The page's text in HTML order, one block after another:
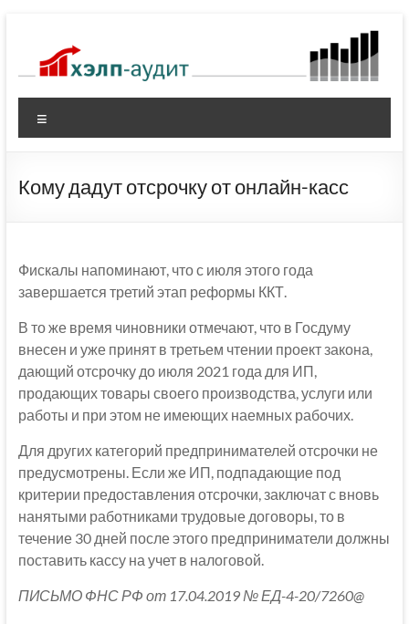
содержимому
Кому дадут отсрочку от онлайн-касс
Фискалы напоминают, что с июля этого года
завершается третий этап реформы ККТ.
В то же время чиновники отмечают, что в Госдуму
внесен и уже принят в третьем чтении проект закона,
дающий отсрочку до июля 2021 года для ИП,
продающих товары своего производства, услуги или
работы и при этом не имеющих наемных рабочих.
Для других категорий предпринимателей отсрочки не
предусмотрены. Если же ИП, подпадающие под
критерии предоставления отсрочки, заключат с вновь
нанятыми работниками трудовые договоры, то в
течение 30 дней после этого предприниматели должны
поставить кассу на учет в налоговой.
ПИСЬМО ФНС РФ от 17.04.2019 № ЕД-4-20/7260@